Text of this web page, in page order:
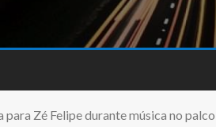
para Zé Felipe durante música no